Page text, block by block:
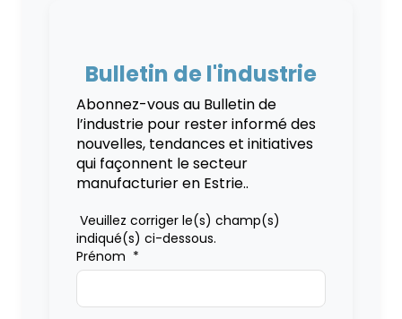
Bulletin de l'industrie
Abonnez-vous au Bulletin de
l’industrie pour rester informé des
nouvelles, tendances et initiatives
qui façonnent le secteur
manufacturier en Estrie..
Veuillez corriger le(s) champ(s)
indiqué(s) ci-dessous.
Prénom *